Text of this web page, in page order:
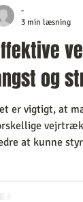
og
er vigtigt, at
at kunne
-
3 min læsning